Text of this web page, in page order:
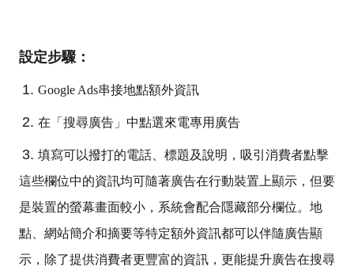
設定步驟：
Google Ads串接地點額外資訊
在「搜尋廣告」中點選來電專用廣告
填寫可以撥打的電話、標題及說明，吸引消費者點擊
這些欄位中的資訊均可隨著廣告在行動裝置上顯示，但要
是裝置的螢幕畫面較小，系統會配合隱藏部分欄位。地
點、網站簡介和摘要等特定額外資訊都可以伴隨廣告顯
示，除了提供消費者更豐富的資訊，更能提升廣告在搜尋